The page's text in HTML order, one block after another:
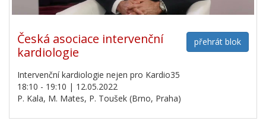
přehrát blok
Česká asociace intervenční
kardiologie
Intervenční kardiologie nejen pro Kardio35
18:10 - 19:10 | 12.05.2022
P. Kala, M. Mates, P. Toušek (Brno, Praha)